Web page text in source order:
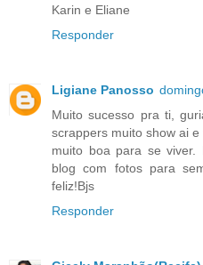
Karin e Eliane
Responder
Ligiane Panosso
Muito sucesso pra ti,
scrappers muito show ai
muito boa para se viver.
blog com fotos para
feliz!Bjs
Responder